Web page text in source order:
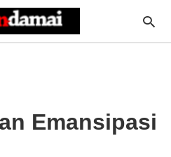
Emansipasi